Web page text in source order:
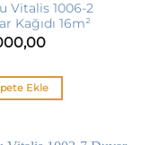
Vitalis 1006-2
Kağıdı 16m²
Ekle